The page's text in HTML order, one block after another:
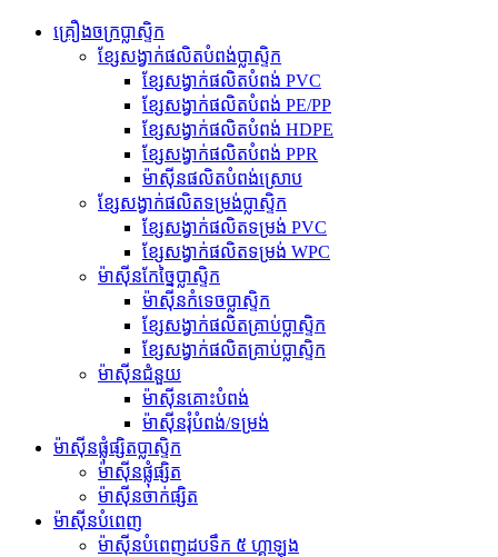
គ្រឿងចក្រប្លាស្ទិក
ខ្សែសង្វាក់ផលិតបំពង់ប្លាស្ទិក
ខ្សែសង្វាក់ផលិតបំពង់ PVC
ខ្សែសង្វាក់ផលិតបំពង់ PE/PP
ខ្សែសង្វាក់ផលិតបំពង់ HDPE
ខ្សែសង្វាក់ផលិតបំពង់ PPR
ម៉ាស៊ីនផលិតបំពង់ស្រោប
ខ្សែសង្វាក់ផលិតទម្រង់ប្លាស្ទិក
ខ្សែសង្វាក់ផលិតទម្រង់ PVC
ខ្សែសង្វាក់ផលិតទម្រង់ WPC
ម៉ាស៊ីនកែច្នៃប្លាស្ទិក
ម៉ាស៊ីនកំទេចប្លាស្ទិក
ខ្សែសង្វាក់ផលិតគ្រាប់ប្លាស្ទិក
ខ្សែសង្វាក់ផលិតគ្រាប់ប្លាស្ទិក
ម៉ាស៊ីនជំនួយ
ម៉ាស៊ីន​គោះ​បំពង់
ម៉ាស៊ីនរុំបំពង់/ទម្រង់
ម៉ាស៊ីនផ្លុំផ្សិតប្លាស្ទិក
ម៉ាស៊ីនផ្លុំផ្សិត
ម៉ាស៊ីនចាក់ផ្សិត
ម៉ាស៊ីនបំពេញ
ម៉ាស៊ីនបំពេញដបទឹក ៥ ហ្គាឡុង